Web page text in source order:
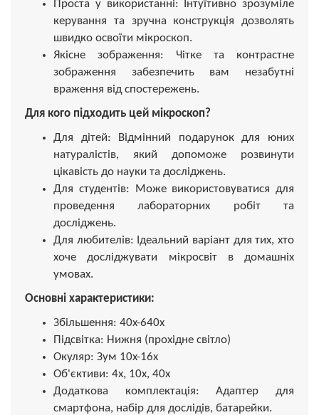
Проста у використанні: Інтуїтивно зрозуміле
керування та зручна конструкція дозволять
швидко освоїти мікроскоп.
Якісне зображення: Чітке та контрастне
зображення забезпечить вам незабутні
враження від спостережень.
Для кого підходить цей мікроскоп?
Для дітей: Відмінний подарунок для юних
натуралістів, який допоможе розвинути
цікавість до науки та досліджень.
Для студентів: Може використовуватися для
проведення лабораторних робіт та
досліджень.
Для любителів: Ідеальний варіант для тих, хто
хоче досліджувати мікросвіт в домашніх
умовах.
Основні характеристики:
Збільшення: 40x-640x
Підсвітка: Нижня (прохідне світло)
Окуляр: Зум 10x-16x
Об'єктиви: 4x, 10x, 40x
Додаткова комплектація: Адаптер для
смартфона, набір для дослідів, батарейки.